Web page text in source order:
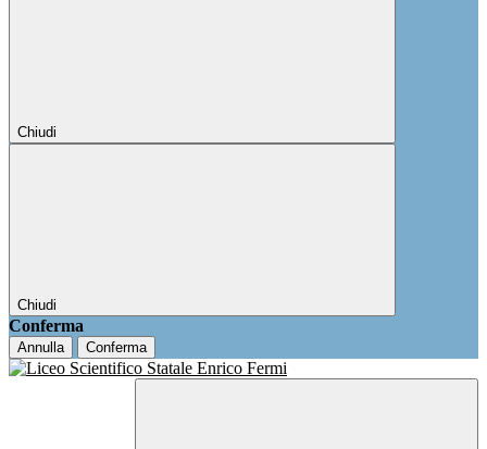
Chiudi
Chiudi
Conferma
Annulla Conferma